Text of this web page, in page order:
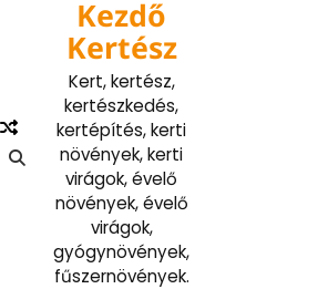
content
Kezdő
Kertész
Kert, kertész,
kertészkedés,
kertépítés, kerti
növények, kerti
virágok, évelő
növények, évelő
virágok,
gyógynövények,
fűszernövények.